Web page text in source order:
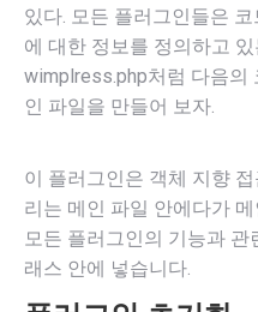
있다. 모든 플러그인들은
에 대한 정보를 정의하고
wimplress.php처럼 다음의
인 파일을 만들어 보자.
이 플러그인은 객체 지향
리는 메인 파일 안에다가
모든 플러그인의 기능과
래스 안에 넣습니다.